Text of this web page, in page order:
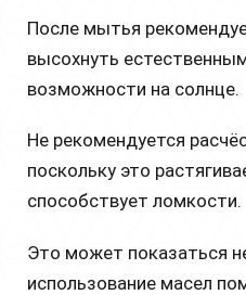
После мытья
высохнуть
возможности на солнце.
Не рекомендуется
поскольку это
способствует ломкости.
Это может показаться
использование масел